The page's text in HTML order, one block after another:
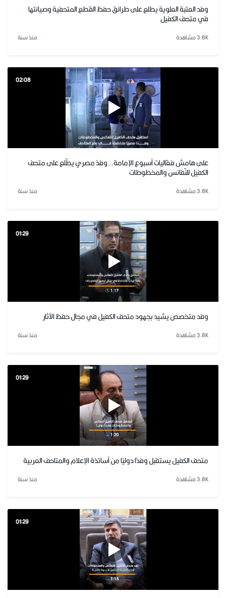
وفد العتبة العلوية يطلع على طرائق حفظ القطع المتحفية وصيانتها
في متحف الكفيل
3.8K مشاهدة منذ سنة
02:08
على هامش فعّاليات أسبوع الإمامة.. وفدٌ مصري يطّلع على متحف
الكفيل للنّفائس والمخطوطات
3.8K مشاهدة منذ سنة
01:29
وفد متخصص يشيد بجهود متحف الكفيل في مجال حفظ الآثار
3.8K مشاهدة منذ سنة
01:29
متحف الكفيل يستقبل وفدًا دوليًا من أساتذة الإعلام والمتاحف العربية
3.8K مشاهدة منذ سنة
01:29